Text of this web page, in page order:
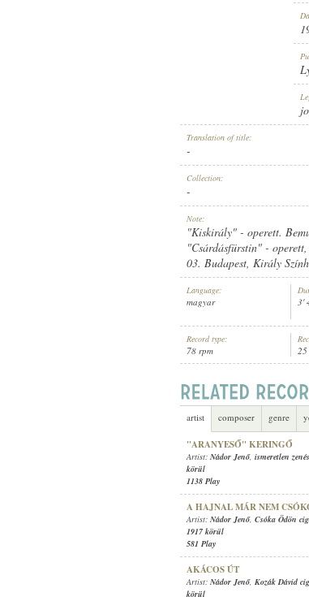
ARTIST: NÁDOR JENŐ,
11899
Translation of title:
-
Collection:
-
Note:
"Kiskirály" - operett.
"Csárdásfürstin" -
03. Budapest, Király
Language:
magyar 3'
Record type:
78 rpm 25
artist composer genre
"ARANYESŐ" KERINGŐ
Artist: Nádor Jenő, ismeretlen
körül
1138 Play
A HAJNAL MÁR NEM
Artist: Nádor Jenő, Csóka Ödön
1917 körül
581 Play
AKÁCOS ÚT
Artist: Nádor Jenő, Kozák Dávid
körül